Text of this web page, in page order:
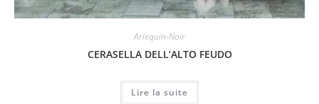
Arlequin-Noir
CERASELLA DELL’ALTO FEUDO
Lire la suite